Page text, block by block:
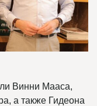
Винни Мааса,
а также Гидеона